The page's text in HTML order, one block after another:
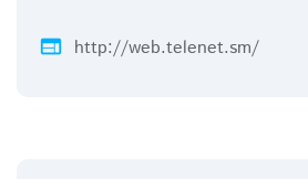
web http://web.telenet.sm/